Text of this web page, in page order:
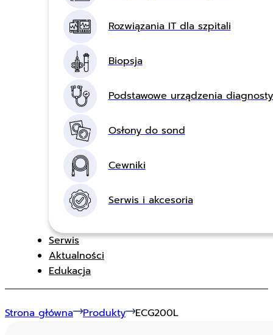
Rozwiązania IT dla szpitali
Biopsja
Podstawowe urządzenia
Osłony do sond
Cewniki
Serwis i akcesoria
Serwis
Aktualności
Edukacja
Strona główna Produkty ECG200L